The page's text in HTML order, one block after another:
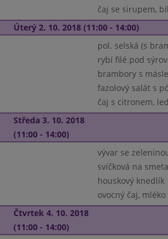
čaj se sirupem,
Úterý 2. 10. 2018 (11:00 - 14:00)
pol. selská (s
rybí filé pod
brambory s
fazolový salát s
čaj s citronem,
Středa 3. 10. 2018
(11:00 - 14:00)
vývar se
svíčková na
houskový knedlík
ovocný čaj, mléko
Čtvrtek 4. 10. 2018
(11:00 - 14:00)